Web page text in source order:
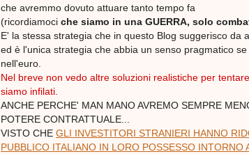
che avremmo dovuto attuare tanto tempo fa
(ricordiamoci che siamo in una GUERRA, solo
E' la stessa strategia che in questo Blog suggerisco da
ed è l'unica strategia che abbia un senso pragmatico
nell'euro.
Nel breve non vedo altre soluzioni realistiche per
siamo infilati.
ANCHE PERCHE' MAN MANO AVREMO SEMPRE
POTERE CONTRATTUALE...
VISTO CHE GLI INVESTITORI STRANIERI HANNO
PUBBLICO ITALIANO IN LORO POSSESSO INTORNO